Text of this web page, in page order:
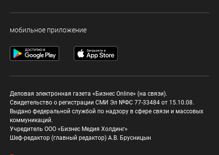
мобильное приложение
Деловая электронная газета «Бизнес Online» (на связи).
Свидетельство о регистрации СМИ Эл №ФС 77-33484 от 15.10.08.
Выдано федеральной службой по надзору в сфере связи и массовых
коммуникаций.
Учредитель ООО «Бизнес Медия Холдинг»
Шеф-редактор (главный редактор) А.В. Брусницын